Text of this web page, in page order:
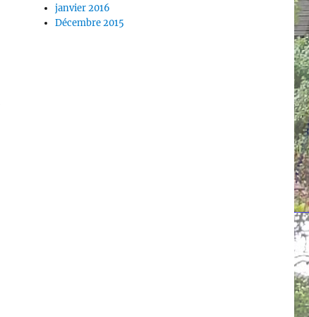
janvier 2016
Décembre 2015